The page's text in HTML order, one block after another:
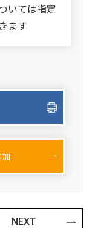
いては指定
ます
NEXT